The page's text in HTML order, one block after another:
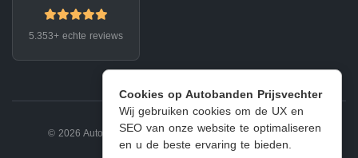
Cookies op Autobanden Prijsvechter
Wij gebruiken cookies om de UX en
SEO van onze website te optimaliseren
en u de beste ervaring te bieden.
5.353+ echte reviews
© 2026 Autobanden Prijsvechter. Privacy | Voorwaarden